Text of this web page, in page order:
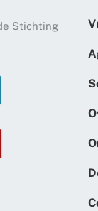
Stichting